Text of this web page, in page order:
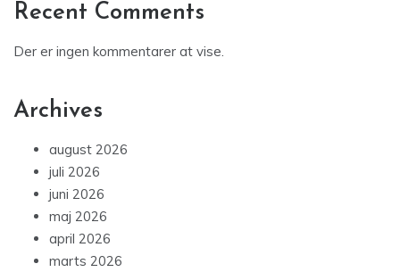
Recent Comments
Der er ingen kommentarer at vise.
Archives
august 2026
juli 2026
juni 2026
maj 2026
april 2026
marts 2026